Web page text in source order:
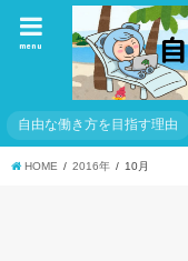
menu
自由な働き方を目指す理由
HOME 2016年 10月